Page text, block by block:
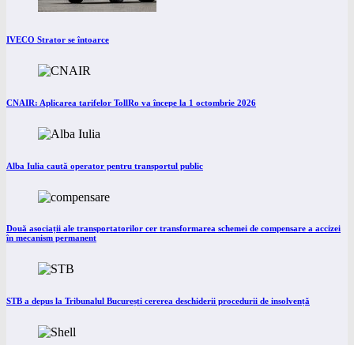
IVECO Strator se întoarce
CNAIR: Aplicarea tarifelor TollRo va începe la 1 octombrie 2026
Alba Iulia caută operator pentru transportul public
Două asociații ale transportatorilor cer transformarea schemei de compensare a accizei
în mecanism permanent
STB a depus la Tribunalul București cererea deschiderii procedurii de insolvență